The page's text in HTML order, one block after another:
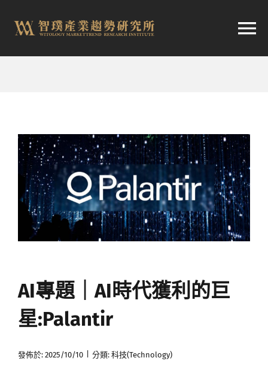
容
航
市場快訊
產業日報
媒體曝光
會員帳號
AI專題｜AI時代獲利的巨
星:Palantir
發佈於: 2025/10/10 分類: 科技(Technology)